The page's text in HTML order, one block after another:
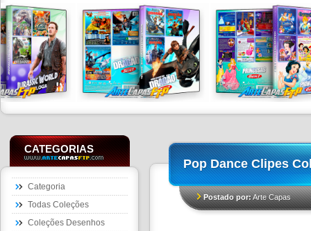
CATEGORIAS
Categoria
Todas Coleções
Coleções Desenhos
Pop Dance Clipes
Postado por:Arte Capas